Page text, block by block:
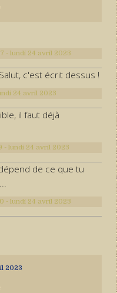
-lundi 24 avril 2023
c'est écrit dessus !
24 avril 2023
il faut déjà
-lundi 24 avril 2023
de ce que tu
-lundi 24 avril 2023
2023